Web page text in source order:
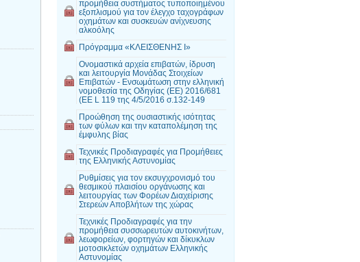
προμήθεια συστήματος τυποποιημένου
εξοπλισμού για τον έλεγχο ταχογράφων
οχημάτων και συσκευών ανίχνευσης
αλκοόλης
Πρόγραμμα «ΚΛΕΙΣΘΕΝΗΣ Ι»
Ονομαστικά αρχεία επιβατών, ίδρυση
και λειτουργία Μονάδας Στοιχείων
Επιβατών - Ενσωμάτωση στην ελληνική
νομοθεσία της Οδηγίας (EE) 2016/681
(EE L 119 της 4/5/2016 σ.132-149
Προώθηση της ουσιαστικής ισότητας
των φύλων και την καταπολέμηση της
έμφυλης βίας
Τεχνικές Προδιαγραφές για Προμήθειες
της Ελληνικής Αστυνομίας
Ρυθμίσεις για τον εκσυγχρονισμό του
θεσμικού πλαισίου οργάνωσης και
λειτουργίας των Φορέων Διαχείρισης
Στερεών Αποβλήτων της χώρας
Τεχνικές Προδιαγραφές για την
προμήθεια συσσωρευτών αυτοκινήτων,
λεωφορείων, φορτηγών και δίκυκλων
μοτοσικλετών οχημάτων Ελληνικής
Αστυνομίας